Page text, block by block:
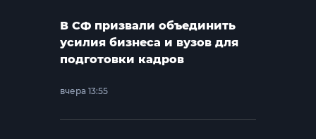
В СФ призвали объединить
усилия бизнеса и вузов для
подготовки кадров
вчера 13:55